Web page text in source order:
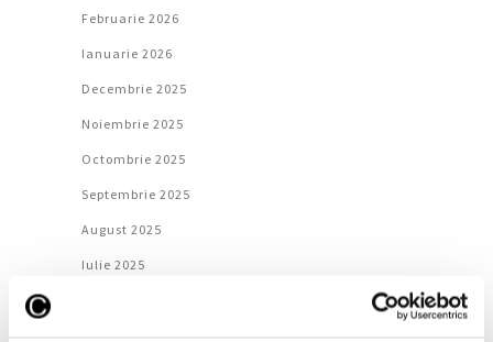
Februarie 2026
Ianuarie 2026
Decembrie 2025
Noiembrie 2025
Octombrie 2025
Septembrie 2025
August 2025
Iulie 2025